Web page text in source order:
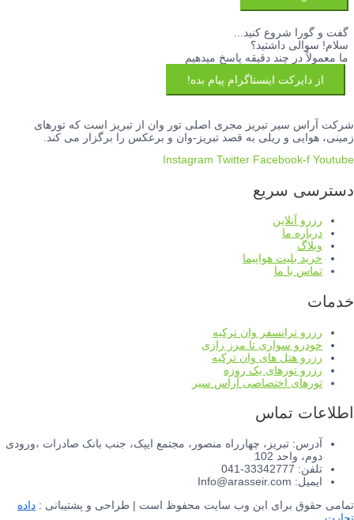
شروع کنید...
داشتید؟
در چند دقیقه پاسخ میدهیم
اینستاگرام پیام بده!
سیر تبریز مجری اصلی تور وان از تبریز است که تورهای
و ریلی به قصد تبریز-وان و برعکس را برگزار می کند.
Instagram Twitter
سریع
ما
بلیت هواپیما
با ما
ترانسفر وان ترکیه
سواری تا مرز رازی
هتل های وان ترکیه
تورهای یک روزه
اختصاصی آراس سیر
تماس
تبریز، چهارراه منصور، مجتمع ایپک، جنب بانک صادرات ،ورودی
برای این وب سایت محفوظ است | طراحی و پشتیبانی : داده